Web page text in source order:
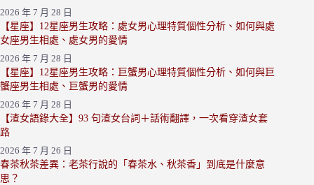
2026 年 7 月 28 日
【星座】12星座男生攻略：處女男心理特質個性分析、如何與處
女座男生相處、處女男的愛情
2026 年 7 月 28 日
【星座】12星座男生攻略：巨蟹男心理特質個性分析、如何與巨
蟹座男生相處、巨蟹男的愛情
2026 年 7 月 28 日
【渣女語錄大全】93 句渣女台詞＋話術翻譯，一次看穿渣女套
路
2026 年 7 月 26 日
春茶秋茶差異：老茶行說的「春茶水、秋茶香」到底是什麼意
思？